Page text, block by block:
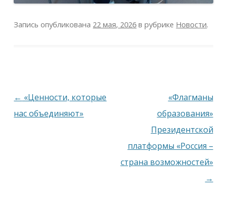
Запись опубликована 22 мая, 2026 в рубрике Новости.
Навигация
по
← «Ценности, которые
нас объединяют»
«Флагманы
образования»
Президентской
платформы «Россия –
страна возможностей»
→